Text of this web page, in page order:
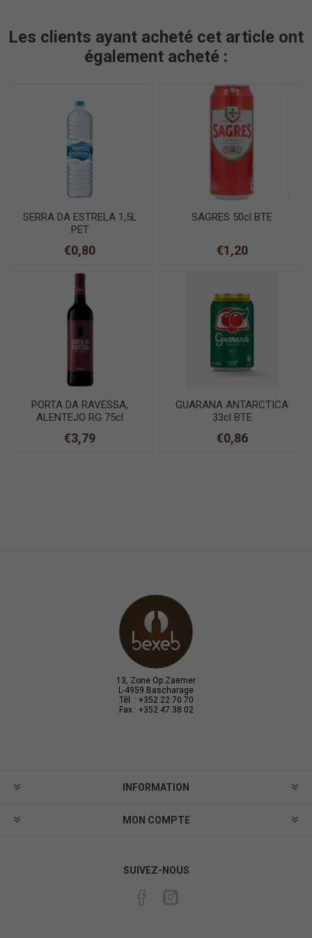
Les clients ayant acheté cet article ont
également acheté :
SERRA DA ESTRELA 1,5L
PET
€0,80
SAGRES 50cl BTE
€1,20
PORTA DA RAVESSA,
ALENTEJO RG 75cl
€3,79
GUARANA ANTARCTICA
33cl BTE
€0,86
13, Zone Op Zaemer
L-4959 Bascharage
Tél. : +352 22 70 70
Fax : +352 47 38 02
INFORMATION
MON COMPTE
SUIVEZ-NOUS